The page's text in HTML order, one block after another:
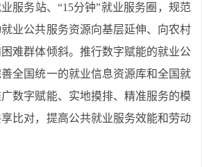
服务站、“15分钟”就业服务圈，规范
业公共服务资源向基层延伸、向农村
难群体倾斜。推行数字赋能的就业公
全国统一的就业信息资源库和全国就
数字赋能、实地摸排、精准服务的模
比对，提高公共就业服务效能和劳动